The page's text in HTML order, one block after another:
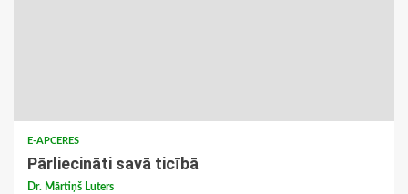
E-APCERES
Pārliecināti savā ticībā
Dr. Mārtiņš Luters